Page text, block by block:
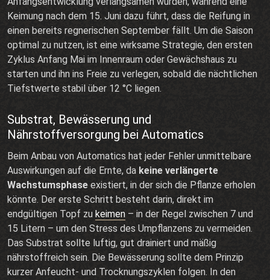
Keimung nach dem 15. Juni dazu führt, dass die Reifung in
einen bereits regnerischen September fällt. Um die Saison
optimal zu nutzen, ist eine wirksame Strategie, den ersten
Zyklus Anfang Mai im Innenraum oder Gewächshaus zu
starten und ihn ins Freie zu verlegen, sobald die nächtlichen
Tiefstwerte stabil über 12 °C liegen.
Substrat, Bewässerung und
Nährstoffversorgung bei Automatics
Beim Anbau von Automatics hat jeder Fehler unmittelbare
Auswirkungen auf die Ernte, da keine verlängerte
Wachstumsphase existiert, in der sich die Pflanze erholen
könnte. Der erste Schritt besteht darin, direkt im
endgültigen Topf zu keimen – in der Regel zwischen 7 und
15 Litern – um den Stress des Umpflanzens zu vermeiden.
Das Substrat sollte luftig, gut drainiert und mäßig
nährstoffreich sein. Die Bewässerung sollte dem Prinzip
kurzer Anfeucht- und Trocknungszyklen folgen. In den